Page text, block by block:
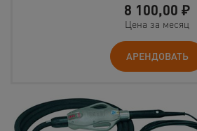
8 100,00 ₽
Цена за месяц
АРЕНДОВАТЬ